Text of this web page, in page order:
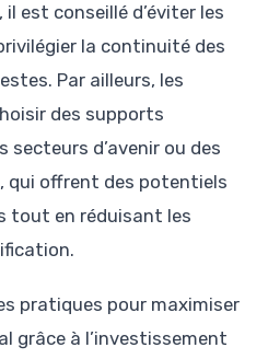
est conseillé d’éviter les
la continuité des
Par ailleurs, les
des supports
secteurs d’avenir ou des
offrent des potentiels
tout en réduisant les
pratiques pour maximiser
grâce à l’investissement